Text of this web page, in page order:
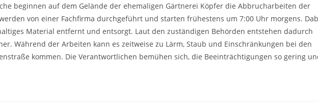
beginnen auf dem Gelände der ehemaligen Gärtnerei Köpfer die Abbrucharbeiten der
von einer Fachfirma durchgeführt und starten frühestens um 7:00 Uhr morgens.
Material entfernt und entsorgt. Laut den zuständigen Behörden entstehen dadurch
Während der Arbeiten kann es zeitweise zu Lärm, Staub und Einschränkungen bei den
kommen. Die Verantwortlichen bemühen sich, die Beeinträchtigungen so gering